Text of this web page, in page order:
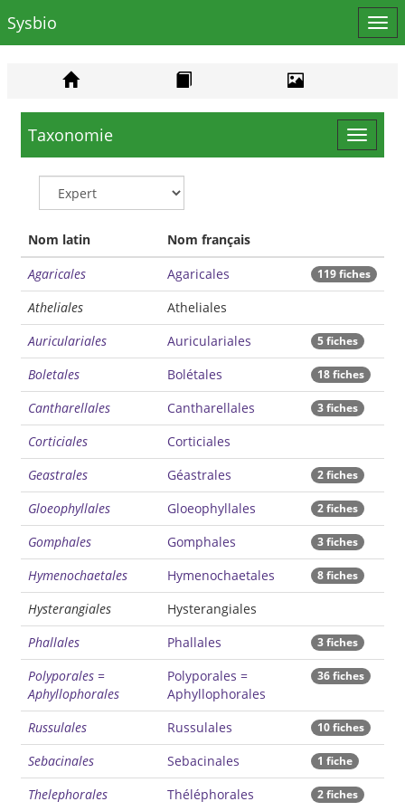
le
Sysbio
Toggle
Taxonomie
Nom latin
Nom français
Agaricales
Agaricales 119 fiches
Atheliales
Atheliales
Auriculariales
Auriculariales 5 fiches
Boletales Bolétales 18 fiches
Cantharellales Cantharellales 3 fiches
Corticiales
Corticiales
Geastrales
Géastrales 2 fiches
Gloeophyllales Gloeophyllales 2 fiches
Gomphales Gomphales 3 fiches
Hymenochaetales Hymenochaetales 8 fiches
Hysterangiales
Hysterangiales
Phallales
Phallales 3 fiches
Polyporales =
Aphyllophorales
Polyporales =
Aphyllophorales
36 fiches
Russulales Russulales 10 fiches
Sebacinales Sebacinales 1 fiche
Thelephorales Théléphorales 2 fiches